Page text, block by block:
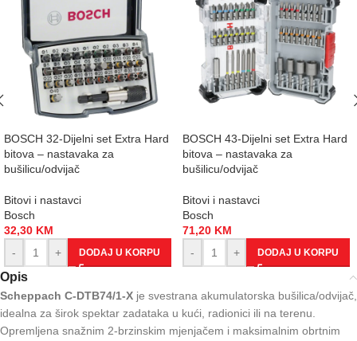
BOSCH 32-Dijelni set Extra Hard
bitova – nastavaka za
bušilicu/odvijač
Bitovi i nastavci
Bosch
32,30 KM
-
+ DODAJ U KORPU
BOSCH 43-Dijelni set Extra Hard
bitova – nastavaka za
bušilicu/odvijač
Bitovi i nastavci
Bosch
71,20 KM
-
+ DODAJ U KORPU
Opis
Scheppach C-DTB74/1-X je svestrana akumulatorska bušilica/odvijač,
idealna za širok spektar zadataka u kući, radionici ili na terenu.
Opremljena snažnim 2-brzinskim mjenjačem i maksimalnim obrtnim